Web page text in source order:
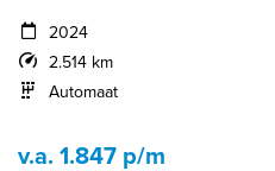
2024
2.514 km
Automaat
v.a. 1.847 p/m